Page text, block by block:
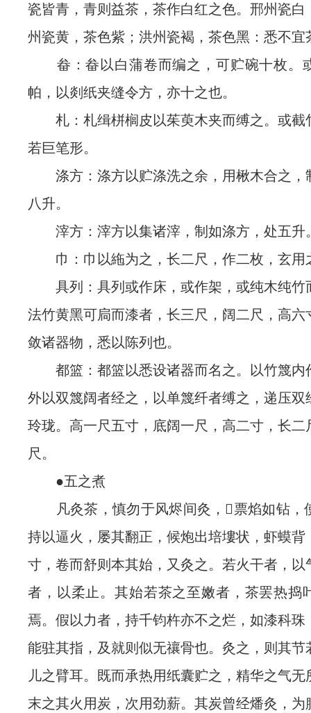
瓷皆青，青则益茶，茶作白红之色。邢州瓷白
州瓷黄，茶色紫；洪州瓷褐，茶色黑：悉不宜
畚：畚以白蒲卷而编之，可贮碗十枚。
帕，以剡纸夹缝令方，亦十之也。
札：札缉栟榈皮以茱萸木夹而缚之。或截
若巨笔形。
涤方：涤方以贮涤洗之余，用楸木合之，
八升。
滓方：滓方以集诸滓，制如涤方，处五升
巾：巾以絁为之，长二尺，作二枚，玄用
具列：具列或作床，或作架，或纯木纯竹
法竹黄黑可扃而漆者，长三尺，阔二尺，高六
敛诸器物，悉以陈列也。
都篮：都篮以悉设诸器而名之。以竹篾内
外以双篾阔者经之，以单篾纤者缚之，递压双
玲珑。高一尺五寸，底阔一尺，高二寸，长二
尺。
●五之煮
凡灸茶，慎勿于风烬间灸，票焰如钻，
持以逼火，屡其翻正，候炮出培塿状，虾蟆背
寸，卷而舒则本其始，又灸之。若火干者，以
者，以柔止。其始若茶之至嫩者，茶罢热捣
焉。假以力者，持千钧杵亦不之烂，如漆科珠
能驻其指，及就则似无禳骨也。灸之，则其节
儿之臂耳。既而承热用纸囊贮之，精华之气无
末之其火用炭，次用劲薪。其炭曾经燔灸，为